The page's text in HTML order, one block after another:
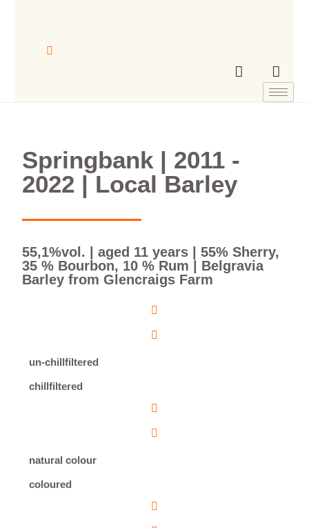
Springbank | 2011 -
2022 | Local Barley
55,1%vol. | aged 11 years | 55% Sherry,
35 % Bourbon, 10 % Rum | Belgravia
Barley from Glencraigs Farm
un-chillfiltered
chillfiltered
natural colour
coloured